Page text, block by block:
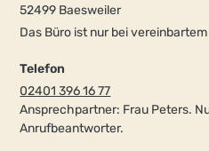
52499 Baesweiler
Das Büro ist nur bei
Telefon
02401 396 16 77
Ansprechpartner: Frau Peters.
Anrufbeantworter.